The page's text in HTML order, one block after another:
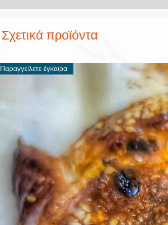
Σχετικά προϊόντα
Παραγγείλετε έγκαιρα